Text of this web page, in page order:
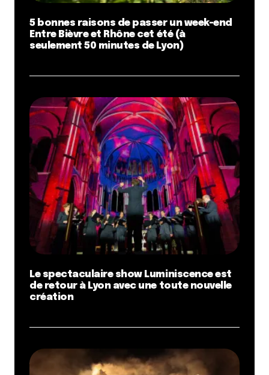
5 bonnes raisons de passer un week-end
Entre Bièvre et Rhône cet été (à
seulement 50 minutes de Lyon)
Le spectaculaire show Luminiscence est
de retour à Lyon avec une toute nouvelle
création